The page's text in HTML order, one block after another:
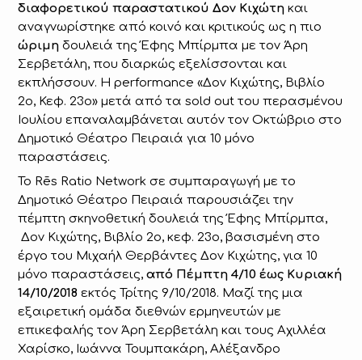
διαφορετικού παραστατικού Δον Κιχώτηκαι
αναγνωρίστηκε από κοινό και κριτικούς ως η πιο
ώριμηδουλειά της Έφης Μπίρμπα με τον Άρη
Σερβετάλη, που διαρκώς εξελίσσονται και
εκπλήσσουν. Η performance «Δον Κιχώτης, Βιβλίο
2ο, Κεφ. 23ο» μετά από τα sold out του περασμένου
Ιουλίου επαναλαμβάνεται αυτόν τον Οκτώβριο στο
Δημοτικό Θέατρο Πειραιά για 10 μόνο
παραστάσεις.
Το Rēs Ratio Network σε συμπαραγωγή με το
Δημοτικό Θέατρο Πειραιά παρουσιάζει την
πέμπτη σκηνοθετική δουλειά της Έφης Μπίρμπα,
Δον Κιχώτης, Βιβλίο 2ο, κεφ. 23ο, βασισμένη στο
έργο του Μιχαήλ Θερβάντες Δον Κιχώτης, για 10
μόνο παραστάσεις,από Πέμπτη 4/10 έως Κυριακή
14/10/2018εκτός Τρίτης 9/10/2018. Μαζί της μια
εξαιρετική ομάδα διεθνών ερμηνευτών με
επικεφαλής τον Άρη Σερβετάλη και τους Αχιλλέα
Χαρίσκο, Ιωάννα Τουμπακάρη, Αλέξανδρο